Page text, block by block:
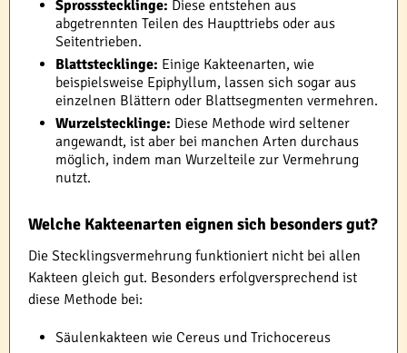
Sprossstecklinge: Diese entstehen aus
abgetrennten Teilen des Haupttriebs oder aus
Seitentrieben.
Blattstecklinge: Einige Kakteenarten, wie
beispielsweise Epiphyllum, lassen sich sogar aus
einzelnen Blättern oder Blattsegmenten vermehren.
Wurzelstecklinge: Diese Methode wird seltener
angewandt, ist aber bei manchen Arten durchaus
möglich, indem man Wurzelteile zur Vermehrung
nutzt.
Welche Kakteenarten eignen sich besonders gut?
Die Stecklingsvermehrung funktioniert nicht bei allen
Kakteen gleich gut. Besonders erfolgversprechend ist
diese Methode bei:
Säulenkakteen wie Cereus und Trichocereus